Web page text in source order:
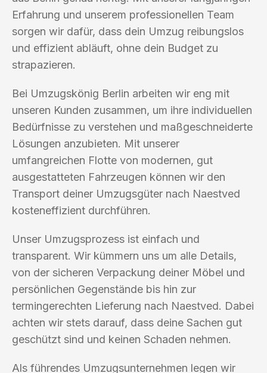
Erfahrung und unserem professionellen Team
sorgen wir dafür, dass dein Umzug reibungslos
und effizient abläuft, ohne dein Budget zu
strapazieren.
Bei Umzugskönig Berlin arbeiten wir eng mit
unseren Kunden zusammen, um ihre individuellen
Bedürfnisse zu verstehen und maßgeschneiderte
Lösungen anzubieten. Mit unserer
umfangreichen Flotte von modernen, gut
ausgestatteten Fahrzeugen können wir den
Transport deiner Umzugsgüter nach Naestved
kosteneffizient durchführen.
Unser Umzugsprozess ist einfach und
transparent. Wir kümmern uns um alle Details,
von der sicheren Verpackung deiner Möbel und
persönlichen Gegenstände bis hin zur
termingerechten Lieferung nach Naestved. Dabei
achten wir stets darauf, dass deine Sachen gut
geschützt sind und keinen Schaden nehmen.
Als führendes Umzugsunternehmen legen wir